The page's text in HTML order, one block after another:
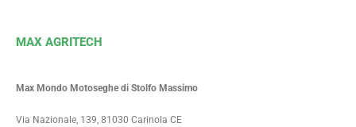
MAX AGRITECH
Max Mondo Motoseghe di Stolfo Massimo
Via Nazionale, 139, 81030 Carinola CE